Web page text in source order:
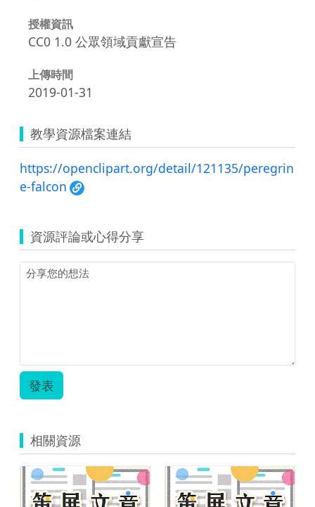
授權資訊
CC0 1.0 公眾領域貢獻宣告
上傳時間
2019-01-31
教學資源檔案連結
https://openclipart.org/detail/121135/peregrin
e-falcon
資源評論或心得分享
發表
相關資源